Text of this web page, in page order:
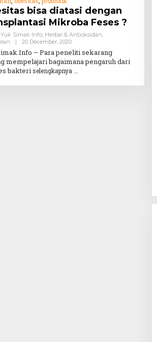
bisa diatasi dengan
Mikroba Feses ?
Simak Info, Herbal & Antioksidan,
| 20 December, 2020By
August
– Para peneliti sekarang
mempelajari bagaimana pengaruh dari
bakteriselengkapnya